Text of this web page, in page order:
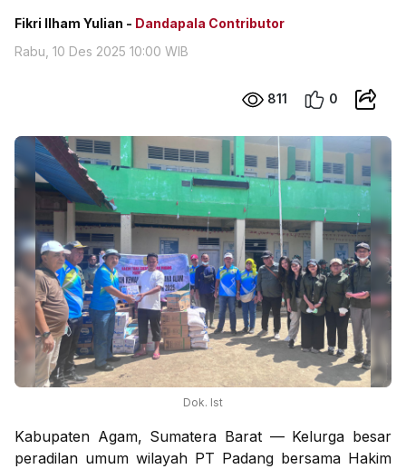
Fikri Ilham Yulian - Dandapala Contributor
Rabu, 10 Des 2025 10:00 WIB
811 0
Dok. Ist
Kabupaten Agam, Sumatera Barat — Kelurga besar
peradilan umum wilayah PT Padang bersama Hakim